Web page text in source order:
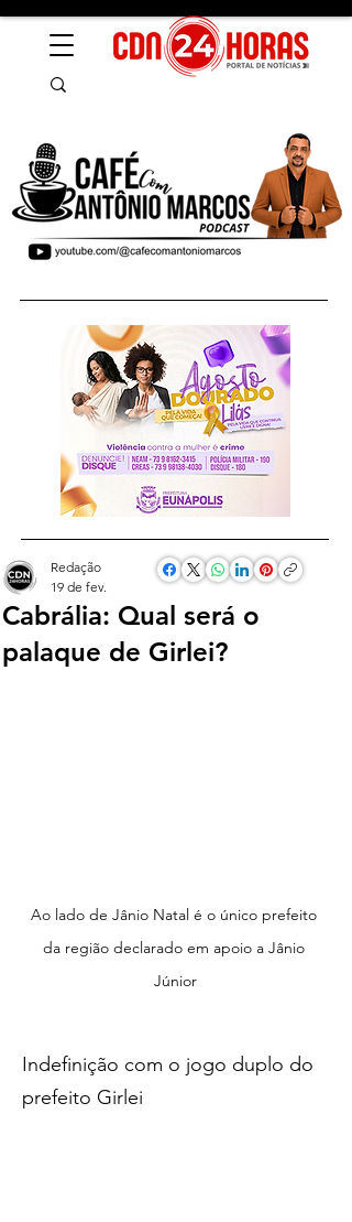
Cabrália: Qual será o
palaque de Girlei?
Redação
19 de fev.
Ao lado de Jânio Natal é o único prefeito
da região declarado em apoio a Jânio
Júnior
Indefinição com o jogo duplo do
prefeito Girlei